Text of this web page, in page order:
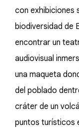
con exhibiciones
biodiversidad de
encontrar un
audiovisual
una maqueta
del poblado
cráter de un
puntos turísticos